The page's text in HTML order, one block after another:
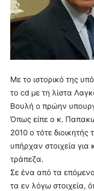
Με το ιστορικό της
το cd με τη λίστα
Βουλή ο πρώην
Όπως είπε ο κ.
2010 ο τότε
υπήρχαν στοιχεία
τράπεζα.
Σε ένα από τα
τα εν λόγω στοιχεία,